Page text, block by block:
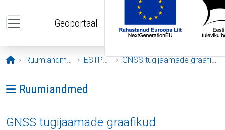
Geoportaal
Avaleht
Ruumiandmed ESTPOS GNSS tugijaamade graafikud
Ava menüü: Ruumiandmed
Ruumiandmed
GNSS tugijaamade graafikud